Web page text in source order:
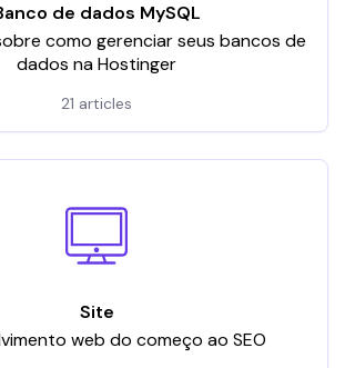
de dados MySQL
como gerenciar seus bancos de
dados na Hostinger
21 articles
Site
web do começo ao SEO